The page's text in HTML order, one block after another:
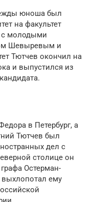
юноша был
на факультет
с молодыми
Шевыревым и
Тютчев окончил на
и выпустился из
в Петербург, а
Тютчев был
дел с
столице он
Остерман-
выхлопотал ему